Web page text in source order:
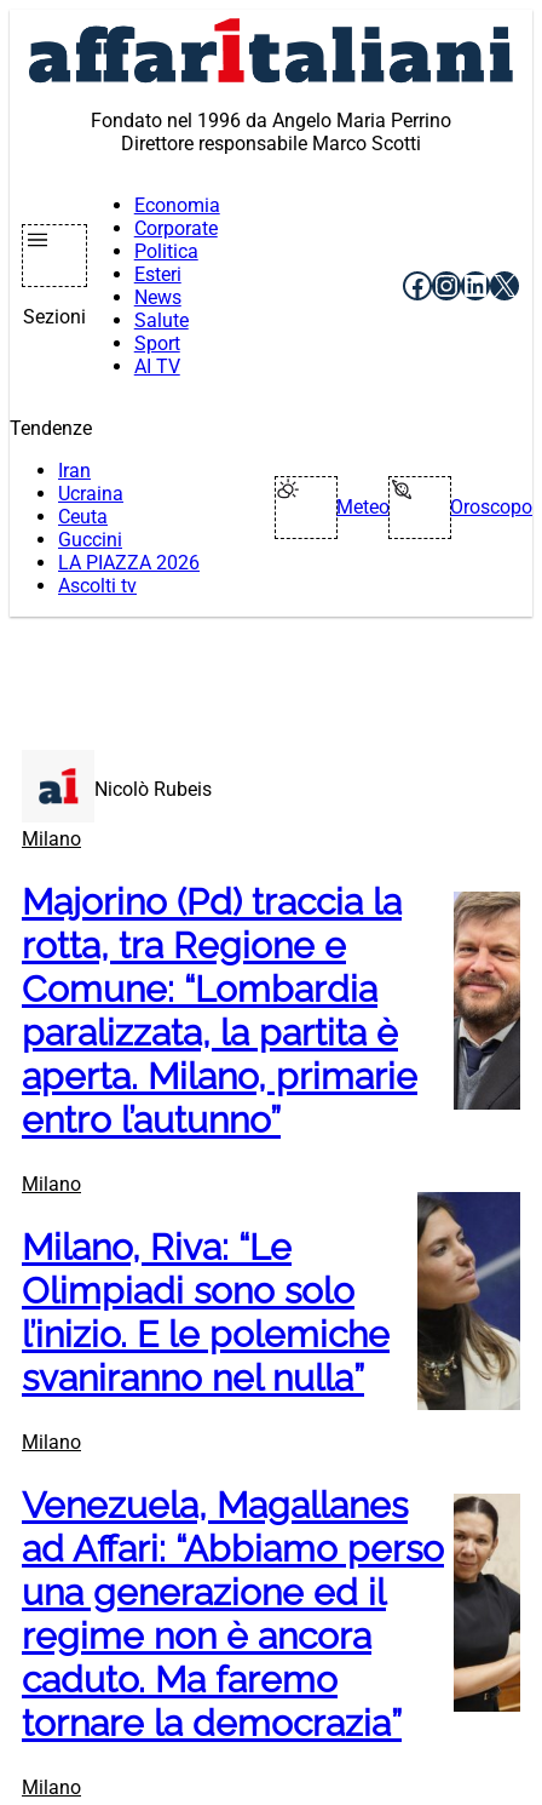
contenuto
Fondato nel 1996 da Angelo Maria Perrino
Direttore responsabile Marco Scotti
Sezioni
Economia
Corporate
Politica
Esteri
News
Salute
Sport
AI TV
Facebook
X
Tendenze
Iran
Ucraina
Ceuta
Guccini
LA PIAZZA 2026
Ascolti tv
Meteo Oroscopo
Nicolò Rubeis
Milano
Majorino (Pd) traccia la
rotta, tra Regione e
Comune: “Lombardia
paralizzata, la partita è
aperta. Milano, primarie
entro l’autunno”
Milano
Milano, Riva: “Le
Olimpiadi sono solo
l’inizio. E le polemiche
svaniranno nel nulla”
Milano
Venezuela, Magallanes
ad Affari: “Abbiamo perso
una generazione ed il
regime non è ancora
caduto. Ma faremo
tornare la democrazia”
Milano